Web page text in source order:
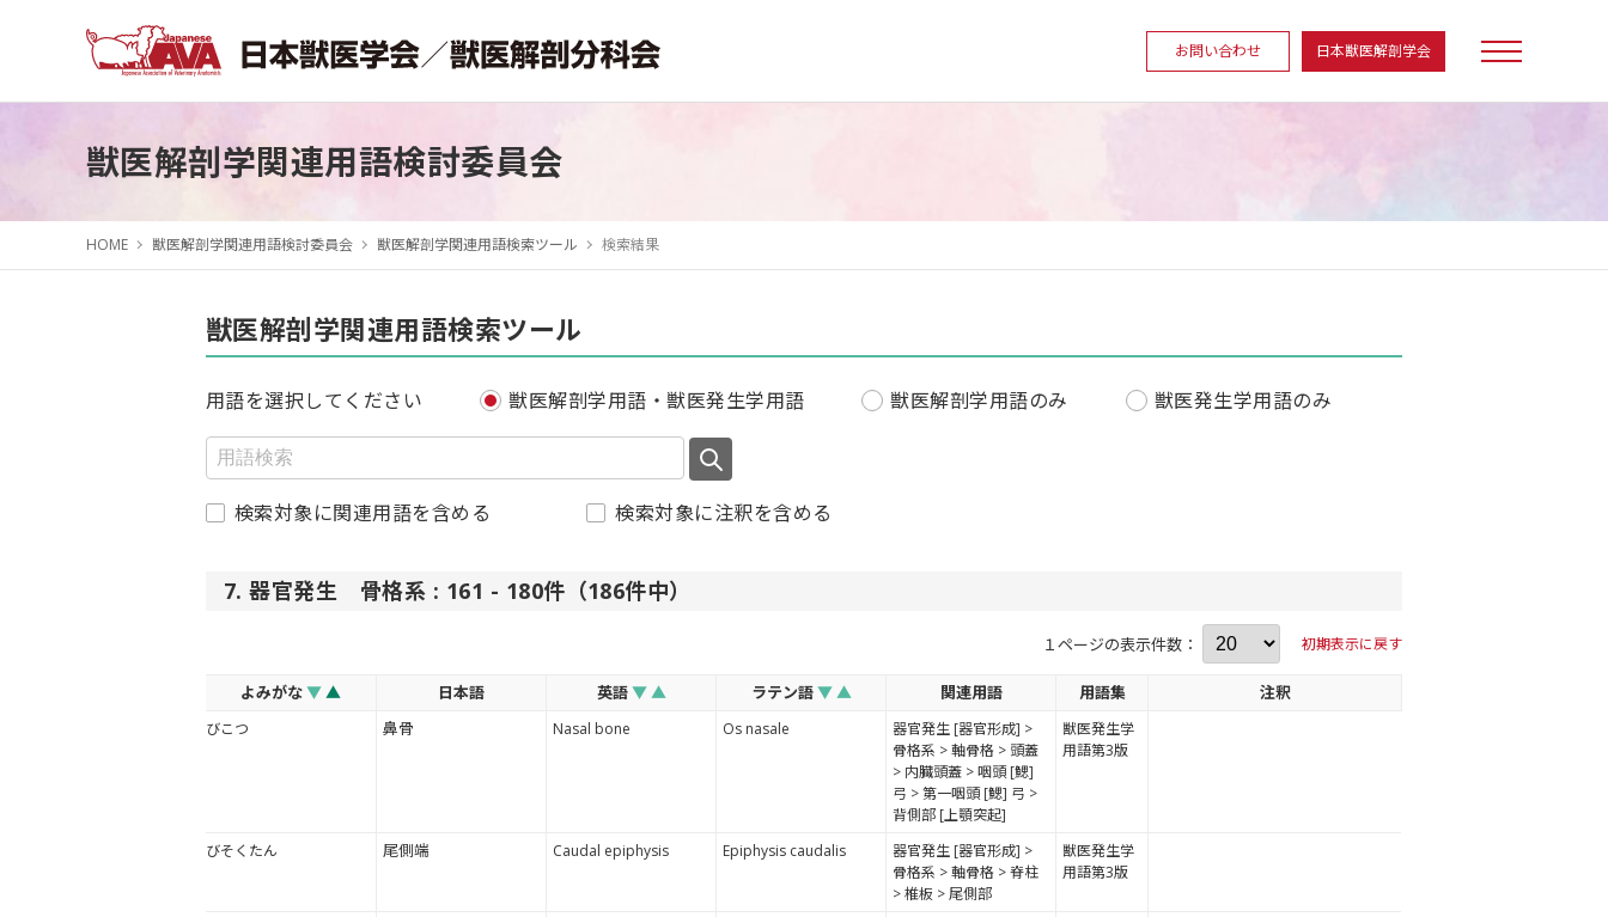
お問い合わせ 日本獣医解剖学会
獣医解剖学関連用語検討委員会
HOME 獣医解剖学関連用語検討委員会 獣医解剖学関連用語検索ツール 検索結果
獣医解剖学関連用語検索ツール
用語を選択してください 獣医解剖学用語・獣医発生学用語 獣医解剖学用語のみ 獣医発生学用語のみ
検索対象に関連用語を含める 検索対象に注釈を含める
7. 器官発生 骨格系 : 161 - 180件（186件中）
１ページの表示件数： 初期表示に戻す
よみがな▼▲ 日本語 英語▼▲ ラテン語▼▲ 関連用語 用語集 注釈
びこつ 鼻骨 Nasal bone Os nasale
器官発生 [器官形成] >
骨格系 > 軸骨格 > 頭蓋
> 内臓頭蓋 > 咽頭 [鰓]
弓 > 第一咽頭 [鰓] 弓 >
背側部 [上顎突起]
獣医発生学
用語第3版
びそくたん 尾側端 Caudal epiphysis Epiphysis caudalis
器官発生 [器官形成] >
骨格系 > 軸骨格 > 脊柱
> 椎板 > 尾側部
獣医発生学
用語第3版